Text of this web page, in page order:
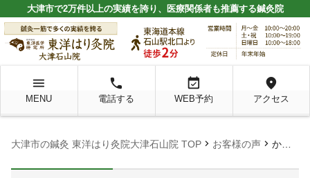
大津市で2万件以上の実績を誇り、医療関係者も推薦する鍼灸院
menu
MENU
local_phone
電話する
event_available
WEB予約
location_on
アクセス
大津市の鍼灸 東洋はり灸院大津石山院 TOP chevron_right お客様の声 chevron_right かゆみ